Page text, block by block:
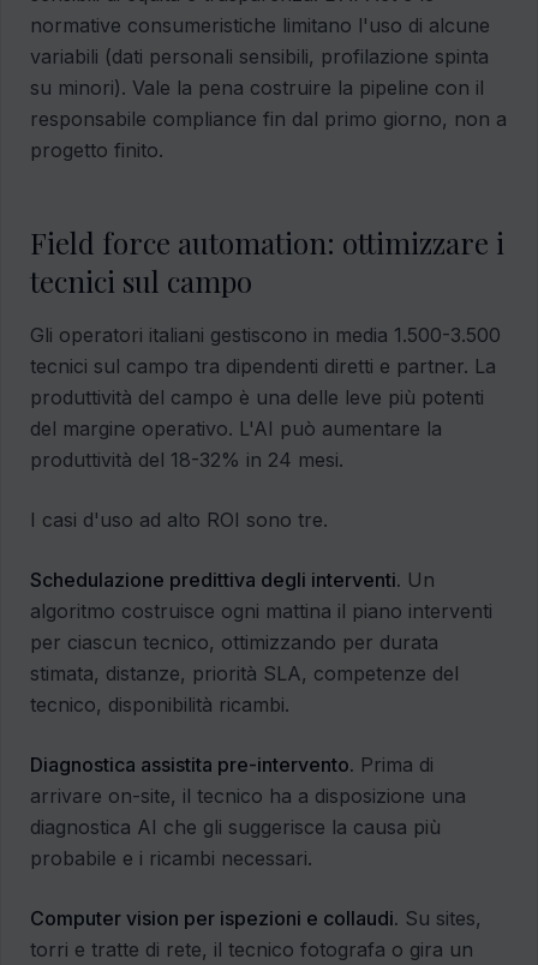
normative consumeristiche limitano l'uso di alcune
variabili (dati personali sensibili, profilazione spinta
su minori). Vale la pena costruire la pipeline con il
responsabile compliance fin dal primo giorno, non a
progetto finito.
Field force automation: ottimizzare i
tecnici sul campo
Gli operatori italiani gestiscono in media 1.500-3.500
tecnici sul campo tra dipendenti diretti e partner. La
produttività del campo è una delle leve più potenti
del margine operativo. L'AI può aumentare la
produttività del 18-32% in 24 mesi.
I casi d'uso ad alto ROI sono tre.
Schedulazione predittiva degli interventi. Un
algoritmo costruisce ogni mattina il piano interventi
per ciascun tecnico, ottimizzando per durata
stimata, distanze, priorità SLA, competenze del
tecnico, disponibilità ricambi.
Diagnostica assistita pre-intervento. Prima di
arrivare on-site, il tecnico ha a disposizione una
diagnostica AI che gli suggerisce la causa più
probabile e i ricambi necessari.
Computer vision per ispezioni e collaudi. Su sites,
torri e tratte di rete, il tecnico fotografa o gira un